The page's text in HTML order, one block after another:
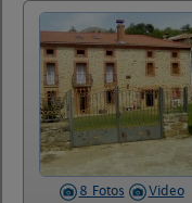
8 Fotos Video